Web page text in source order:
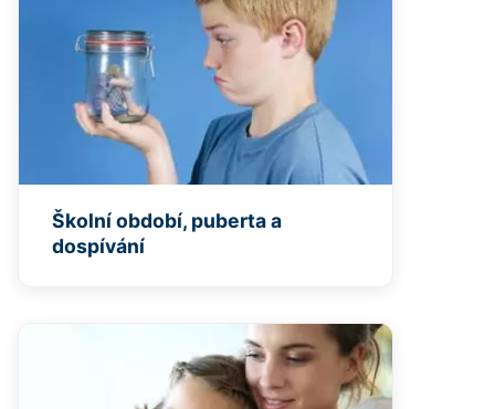
Školní období, puberta a
dospívání